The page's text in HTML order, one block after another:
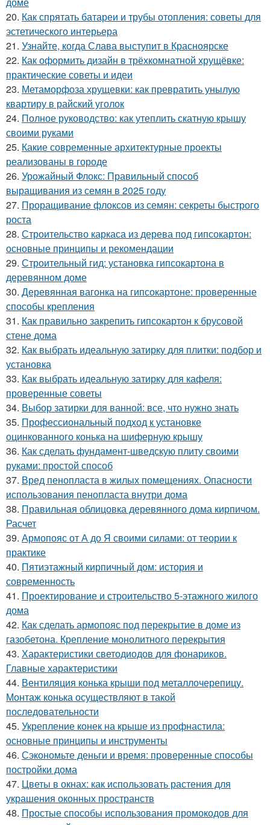
20. Как спрятать батареи и трубы отопления: советы для
эстетического интерьера
21. Узнайте, когда Слава выступит в Красноярске
22. Как оформить дизайн в трёхкомнатной хрущёвке:
практические советы и идеи
23. Метаморфоза хрущевки: как превратить унылую
квартиру в райский уголок
24. Полное руководство: как утеплить скатную крышу
своими руками
25. Какие современные архитектурные проекты
реализованы в городе
26. Урожайный Флокс: Правильный способ
выращивания из семян в 2025 году
27. Проращивание флоксов из семян: секреты быстрого
роста
28. Строительство каркаса из дерева под гипсокартон:
основные принципы и рекомендации
29. Строительный гид: установка гипсокартона в
деревянном доме
30. Деревянная вагонка на гипсокартоне: проверенные
способы крепления
31. Как правильно закрепить гипсокартон к брусовой
стене дома
32. Как выбрать идеальную затирку для плитки: подбор и
установка
33. Как выбрать идеальную затирку для кафеля:
проверенные советы
34. Выбор затирки для ванной: все, что нужно знать
35. Профессиональный подход к установке
оцинкованного конька на шиферную крышу
36. Как сделать фундамент-шведскую плиту своими
руками: простой способ
37. Вред пенопласта в жилых помещениях. Опасности
использования пенопласта внутри дома
38. Правильная облицовка деревянного дома кирпичом.
Расчет
39. Армопояс от А до Я своими силами: от теории к
практике
40. Пятиэтажный кирпичный дом: история и
современность
41. Проектирование и строительство 5-этажного жилого
дома
42. Как сделать армопояс под перекрытие в доме из
газобетона. Крепление монолитного перекрытия
43. Характеристики светодиодов для фонариков.
Главные характеристики
44. Вентиляция конька крыши под металлочерепицу.
Монтаж конька осуществляют в такой
последовательности
45. Укрепление конек на крыше из профнастила:
основные принципы и инструменты
46. Сэкономьте деньги и время: проверенные способы
постройки дома
47. Цветы в окнах: как использовать растения для
украшения оконных пространств
48. Простые способы использования промокодов для